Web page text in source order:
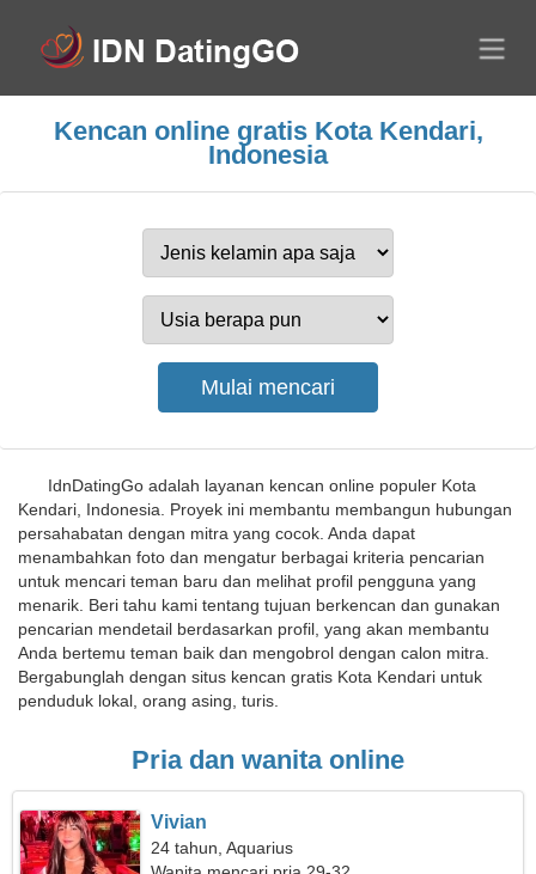
Kencan online gratis Kota Kendari,
Indonesia
IdnDatingGo adalah layanan kencan online populer Kota
Kendari, Indonesia. Proyek ini membantu membangun hubungan
persahabatan dengan mitra yang cocok. Anda dapat
menambahkan foto dan mengatur berbagai kriteria pencarian
untuk mencari teman baru dan melihat profil pengguna yang
menarik. Beri tahu kami tentang tujuan berkencan dan gunakan
pencarian mendetail berdasarkan profil, yang akan membantu
Anda bertemu teman baik dan mengobrol dengan calon mitra.
Bergabunglah dengan situs kencan gratis Kota Kendari untuk
penduduk lokal, orang asing, turis.
Pria dan wanita online
Vivian
24 tahun, Aquarius